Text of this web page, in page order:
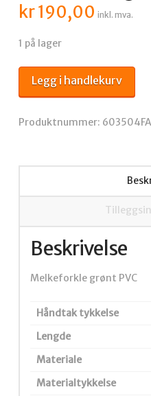
kr190,00 inkl. mva.
1 på lager
Melkeforkle
grønt
antall
Legg i handlekurv
Produktnummer: 603504FA
Beskrivelse
Melkeforkle grønt PVC
Håndtak tykkelse
Lengde
Materiale
Materialtykkelse